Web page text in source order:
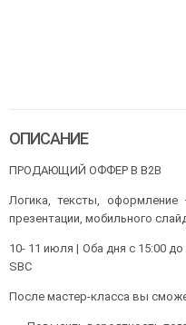
ОПИСАНИЕ
ПРОДАЮЩИЙ ОФФЕР В B2B
Логика, тексты,
презентации, мобильного
10- 11 июля | Оба дня с 15:00
SBC
После мастер-класса вы